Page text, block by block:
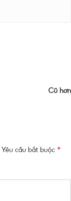
Cũ hơn
Yêu cầu bắt buộc *